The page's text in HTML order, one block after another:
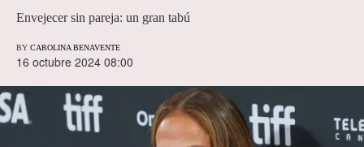
Envejecer sin pareja: un gran tabú
BY CAROLINA BENAVENTE
16 octubre 2024 08:00